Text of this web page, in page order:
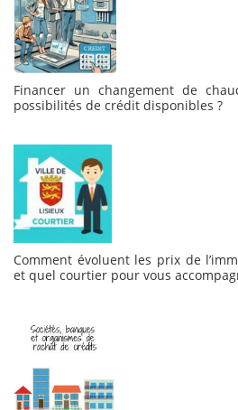
Financer un changement de
possibilités de crédit disponibles ?
Comment évoluent les prix de
et quel courtier pour vous